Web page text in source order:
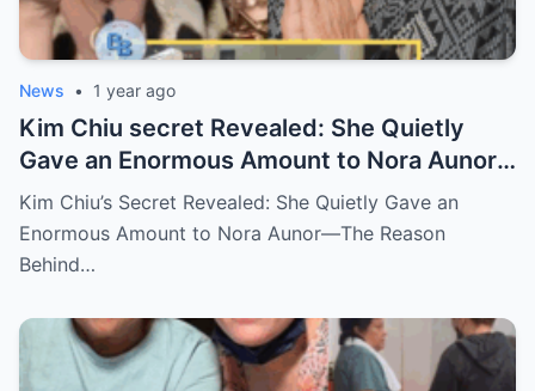
News • 1 year ago
Kim Chiu secret Revealed: She Quietly
Gave an Enormous Amount to Nora Aunor
—The Reason Behind It Will Break Your
Heart!
Kim Chiu’s Secret Revealed: She Quietly Gave an
Enormous Amount to Nora Aunor—The Reason
Behind…